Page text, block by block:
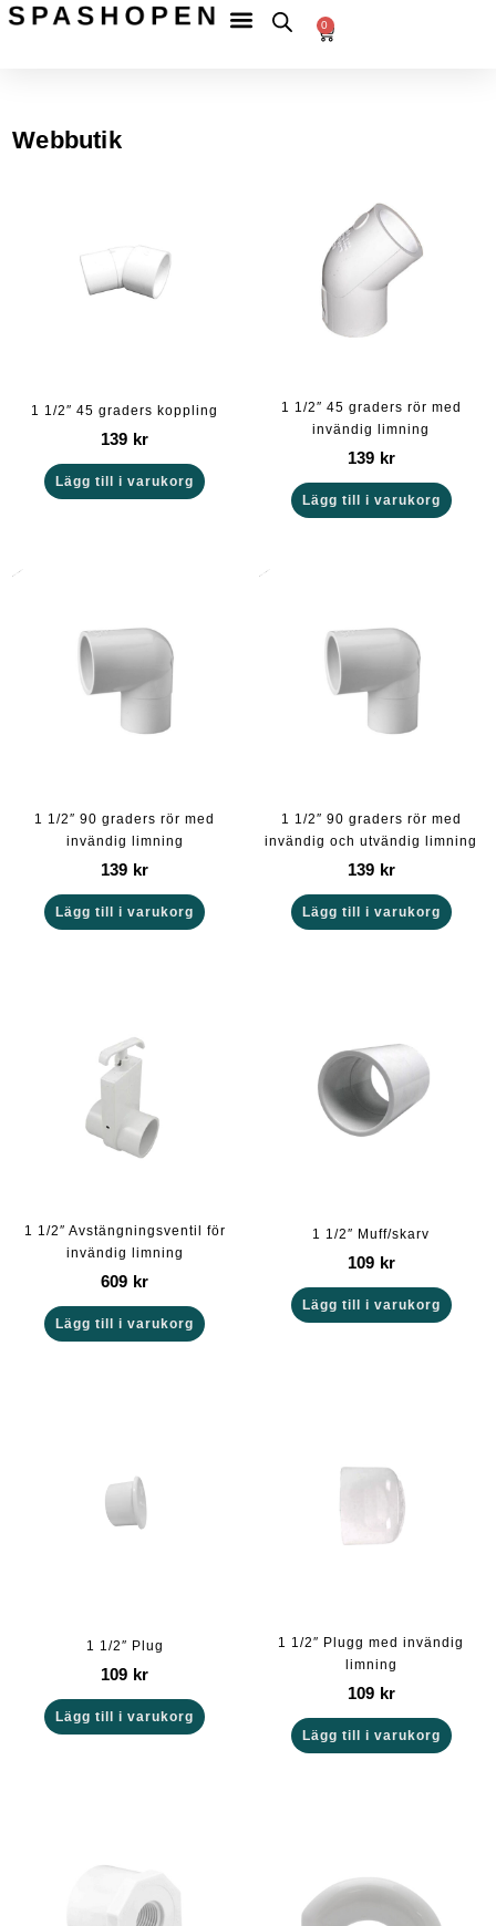
Hoppa
till
Betala
Fri
frakt
till
0
Varukorg
Webbutik
1 1/2″ 45 graders koppling
139 kr
Lägg till i varukorg
1 1/2″ 45 graders rör med
invändig limning
139 kr
Lägg till i varukorg
1 1/2″ 90 graders rör med
invändig limning
139 kr
Lägg till i varukorg
1 1/2″ 90 graders rör med
invändig och utvändig limning
139 kr
Lägg till i varukorg
1 1/2″ Avstängningsventil för
invändig limning
609 kr
Lägg till i varukorg
1 1/2″ Muff/skarv
109 kr
Lägg till i varukorg
1 1/2″ Plug
109 kr
Lägg till i varukorg
1 1/2″ Plugg med invändig
limning
109 kr
Lägg till i varukorg